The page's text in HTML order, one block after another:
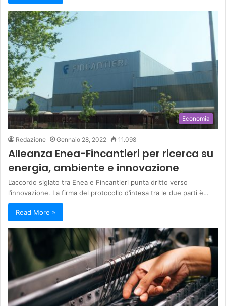
Economia
Redazione Gennaio 28, 2022 11.098
Alleanza Enea-Fincantieri per ricerca su
energia, ambiente e innovazione
L’accordo siglato tra Enea e Fincantieri punta dritto verso
l’innovazione. La firma del protocollo d’intesa tra le due parti è…
Read More »